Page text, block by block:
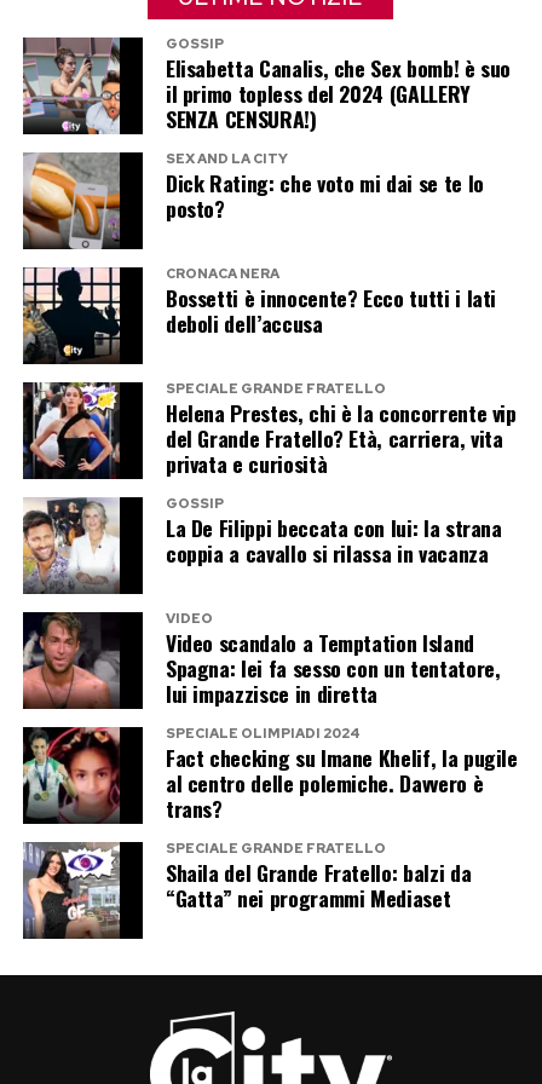
dedicato agli aneddoti di una vita vissuta
sempre sopra le righe. Ma il richiamo della
televisione è tornato a farsi sentire: Federica
accetterebbe un nuovo reality, purché lasci
spazio alle personalità. «Se allora ero vent’anni
avanti, lo sono anche adesso. Sono io a
domandarmi se gli altri sarebbero pronti a me».
Post Views: 164
stagione. Garko porta con sé una carriera
lunghissima, una vita spesso inseguita dal
gossip e una storia personale che il pubblico
conosce soltanto in parte. Materiale più che
sufficiente per tenere accesi i riflettori.
Justine Mattera e Sylvie Lubamba
completano il poker dei papabili
Nel presunto poker anticipato da
compaiono ancheJustine Mattera
Lubamba
. La showgirl americana, diventata
famosa negli anni Novanta grazie alla
straordinaria somiglianza con Marilyn Monroe, in
passato ha negato di voler partecipare al
Grande Fratello Vip. Il tempo, però, cambia
prospettive e programmi.
Mattera potrebbe portare nella Casa ironia,
eleganza e una personalità molto meno
prevedibile di quanto suggerisca la sua
immagine. Sylvie Lubamba, invece, conosce
bene i meccanismi della televisione e possiede il
carattere necessario per non passare
inosservata neppure per cinque minuti.
Attorno al reality continuano inoltre a circolare i
, protagonista dell’ultima edizione di
Temptation Island. Anche in questi casi, però,
GOSSIP
Elisabetta Canalis, che Sex bomb! è suo
il primo topless del 2024 (GALLERY
SENZA CENSURA!)
SEX AND LA CITY
Dick Rating: che voto mi dai se te lo
posto?
CRONACA NERA
Bossetti è innocente? Ecco tutti i lati
deboli dell’accusa
SPECIALE GRANDE FRATELLO
Helena Prestes, chi è la concorrente vip
del Grande Fratello? Età, carriera, vita
privata e curiosità
GOSSIP
La De Filippi beccata con lui: la strana
coppia a cavallo si rilassa in vacanza
VIDEO
Video scandalo a Temptation Island
Spagna: lei fa sesso con un tentatore,
lui impazzisce in diretta
SPECIALE OLIMPIADI 2024
Fact checking su Imane Khelif, la pugile
al centro delle polemiche. Davvero è
trans?
SPECIALE GRANDE FRATELLO
Shaila del Grande Fratello: balzi da
“Gatta” nei programmi Mediaset